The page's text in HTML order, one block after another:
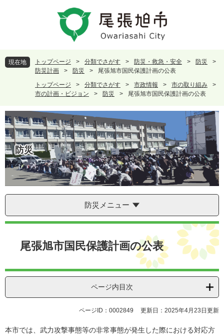
頭
で
飛
ば
文
へ
現在地 トップページ > 分類でさがす > 防災・救急・安全 > 防災
>
防災計画
> 防災 >
尾張旭市国民保護計画の公表
トップページ
> 分類でさがす > 市政情報 > 市の取り組み
>
市の計画・ビジョン
> 防災 > 尾張旭市国民保護計画の公表
防災
防災メニュー
本
尾張旭市国民保護計画の公表
ページ内目次
ページID：0002849 更新日：2025年4月23日更新
本市では、武力攻撃事態等の非常事態が発生した際における対応方